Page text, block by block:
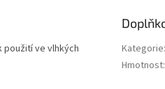
použití ve vlhkých
Kategorie:
Hmotnost: